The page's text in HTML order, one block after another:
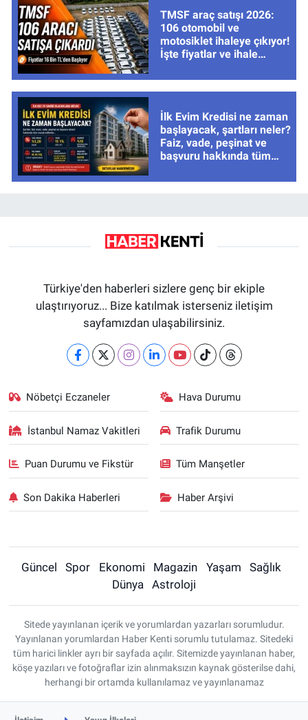
TMSF araç satışı 2026:
106 otomobil ve
motosiklet ihaleye çıkıyor!
İşte fiyatlar ve ihale
İlk Evim Kredisi ne zaman
başlayacak, şartları neler?
Faiz, vade, peşinat ve
başvuru hakkında tüm
Türkiye'den haberleri sizlere genç bir ekiple
ulaştırıyoruz... Bize katılmak isterseniz iletişim
sayfamızdan ulaşabilirsiniz.
Nöbetçi Eczaneler Hava Durumu
İstanbul Namaz Vakitleri Trafik Durumu
Puan Durumu ve Fikstür Tüm Manşetler
Son Dakika Haberleri Haber Arşivi
Güncel Spor Ekonomi Magazin Yaşam
Sağlık
Dünya
Astroloji
Sitede yayınlanan içerik ve yorumlardan yazarları sorumludur.
Yayınlanan yorumlardan Haber Kenti sorumlu tutulamaz. Sitedeki
tüm harici linkler ayrı bir sayfada açılır. Sitemizde yayınlanan haber,
köşe yazıları ve fotoğraflar izin alınmaksızın kaynak gösterilse dahi,
herhangi bir ortamda kullanılamaz ve yayınlanamaz